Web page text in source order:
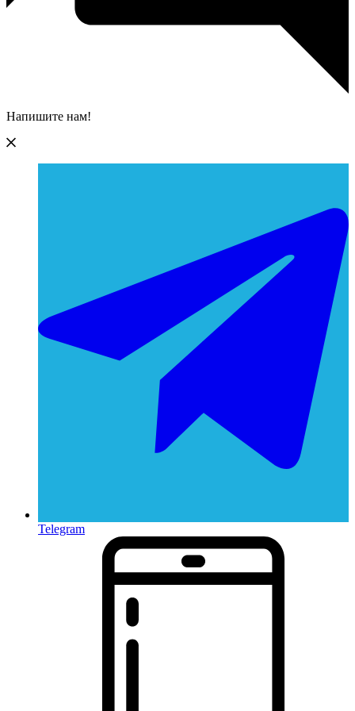
Напишите нам!
Telegram